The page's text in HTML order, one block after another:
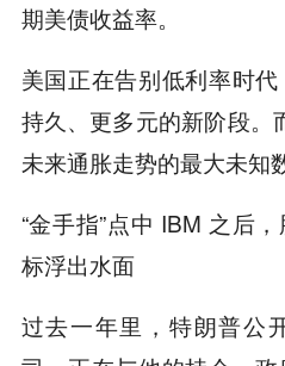
期美债收益率。
美国正在告别低利率时
持久、更多元的新阶段。
未来通胀走势的最大未知数
“金手指”点中 IBM 之后
标浮出水面
过去一年里，特朗普公